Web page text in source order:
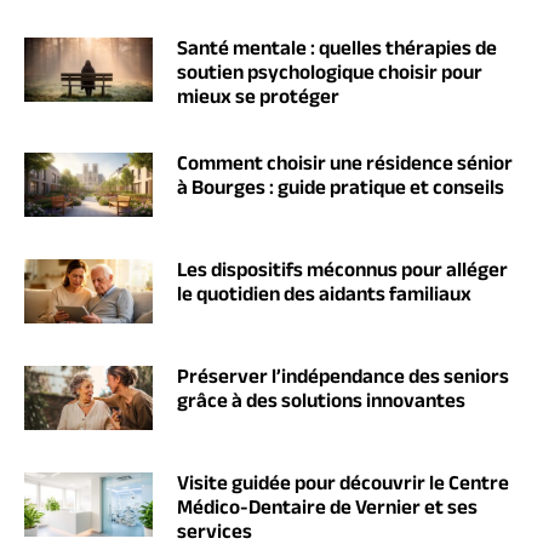
Santé mentale : quelles thérapies de
soutien psychologique choisir pour
mieux se protéger
Comment choisir une résidence sénior
à Bourges : guide pratique et conseils
Les dispositifs méconnus pour alléger
le quotidien des aidants familiaux
Préserver l’indépendance des seniors
grâce à des solutions innovantes
Visite guidée pour découvrir le Centre
Médico-Dentaire de Vernier et ses
services